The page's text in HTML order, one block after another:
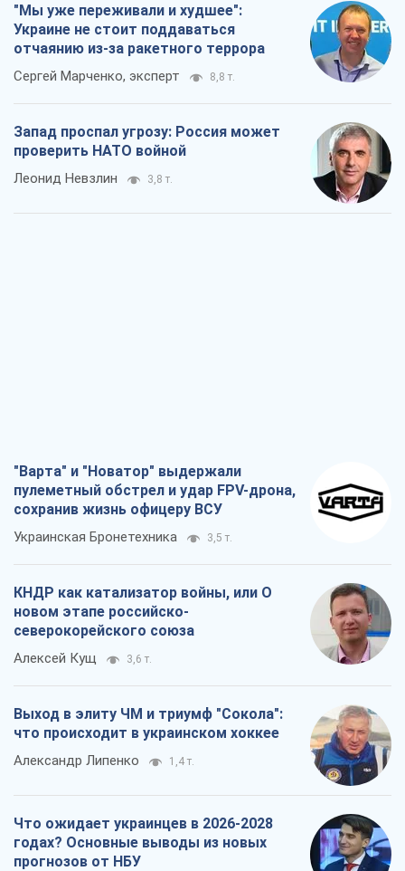
"Мы уже переживали и худшее":
Украине не стоит поддаваться
отчаянию из-за ракетного террора
Сергей Марченко, эксперт 8,8 т.
Запад проспал угрозу: Россия может
проверить НАТО войной
Леонид Невзлин 3,8 т.
"Варта" и "Новатор" выдержали
пулеметный обстрел и удар FPV-дрона,
сохранив жизнь офицеру ВСУ
Украинская Бронетехника 3,5 т.
КНДР как катализатор войны, или О
новом этапе российско-
северокорейского союза
Алексей Кущ 3,6 т.
Выход в элиту ЧМ и триумф "Сокола":
что происходит в украинском хоккее
Александр Липенко 1,4 т.
Что ожидает украинцев в 2026-2028
годах? Основные выводы из новых
прогнозов от НБУ